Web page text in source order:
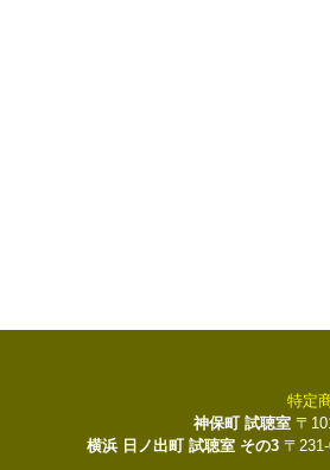
特定
神保町 試聴室 〒
横浜 日ノ出町 試聴室 その3 〒